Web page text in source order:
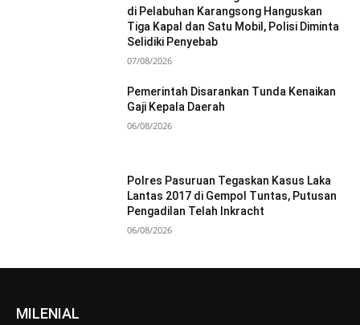
di Pelabuhan Karangsong Hanguskan
Tiga Kapal dan Satu Mobil, Polisi Diminta
Selidiki Penyebab
07/08/2026
Pemerintah Disarankan Tunda Kenaikan
Gaji Kepala Daerah
06/08/2026
Polres Pasuruan Tegaskan Kasus Laka
Lantas 2017 di Gempol Tuntas, Putusan
Pengadilan Telah Inkracht
06/08/2026
MILENIAL